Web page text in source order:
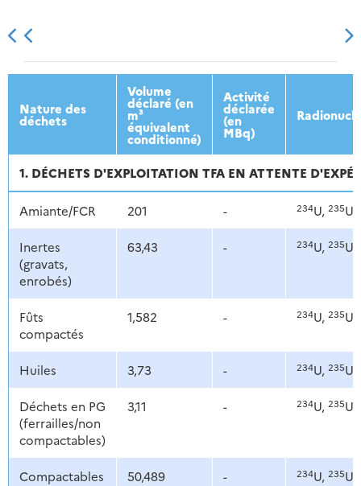
2013 2014 2015 2016
Nature des
déchets
Volume
déclaré (en
m³
équivalent
conditionné)
Activité
déclarée
(en
MBq)
1. DÉCHETS D'EXPLOITATION TFA EN ATTENTE
Amiante/FCR 201 - 234U, 235U,
Inertes
(gravats,
enrobés)
63,43 - 234U, 235U,
Fûts
compactés
1,582 - 234U, 235U,
Huiles 3,73 - 234U, 235U,
Déchets en PG
(ferrailles/non
compactables)
3,11 - 234U, 235U,
Compactables 50,489 - 234U, 235U,